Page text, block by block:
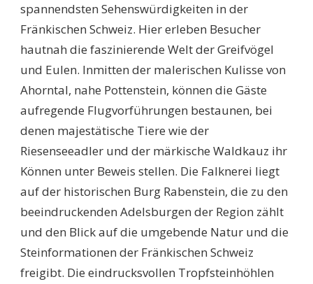
spannendsten Sehenswürdigkeiten in der
Fränkischen Schweiz. Hier erleben Besucher
hautnah die faszinierende Welt der Greifvögel
und Eulen. Inmitten der malerischen Kulisse von
Ahorntal, nahe Pottenstein, können die Gäste
aufregende Flugvorführungen bestaunen, bei
denen majestätische Tiere wie der
Riesenseeadler und der märkische Waldkauz ihr
Können unter Beweis stellen. Die Falknerei liegt
auf der historischen Burg Rabenstein, die zu den
beeindruckenden Adelsburgen der Region zählt
und den Blick auf die umgebende Natur und die
Steinformationen der Fränkischen Schweiz
freigibt. Die eindrucksvollen Tropfsteinhöhlen